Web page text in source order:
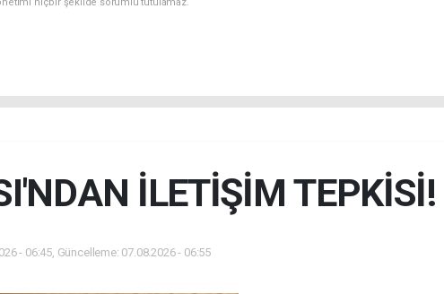
İLETİŞİM TEPKİSİ!
- 06:45, Güncelleme: 07.08.2026 - 06:55